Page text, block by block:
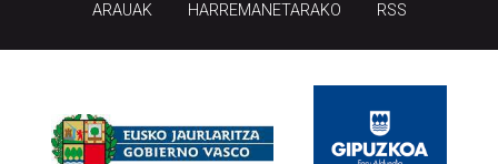
ARAUAK HARREMANETARAKO RSS